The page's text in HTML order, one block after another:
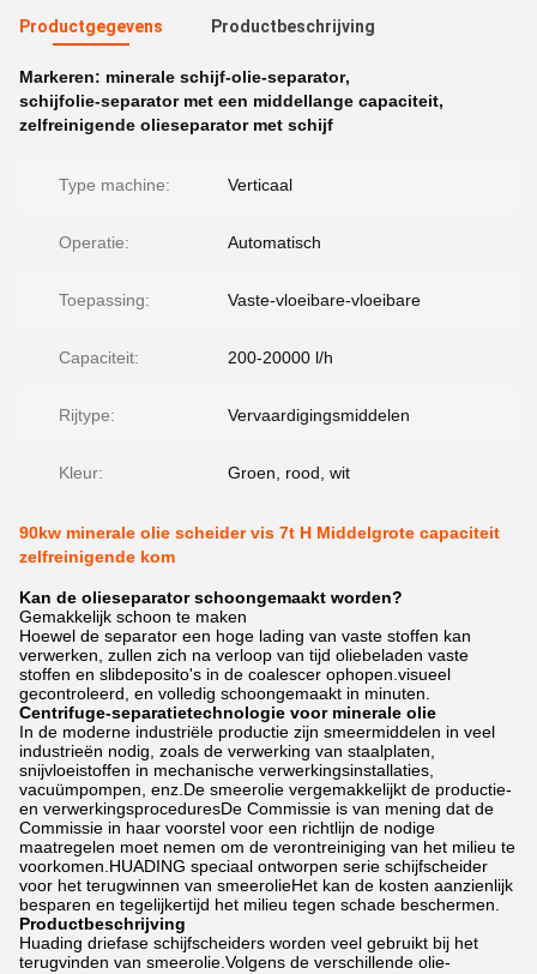
Productgegevens Productbeschrijving
Markeren: minerale schijf-olie-separator,
schijfolie-separator met een middellange capaciteit,
zelfreinigende olieseparator met schijf
Type machine: Verticaal
Operatie: Automatisch
Toepassing: Vaste-vloeibare-vloeibare
Capaciteit: 200-20000 l/h
Rijtype: Vervaardigingsmiddelen
Kleur: Groen, rood, wit
90kw minerale olie scheider vis 7t H Middelgrote capaciteit
zelfreinigende kom
Kan de olieseparator schoongemaakt worden?
Gemakkelijk schoon te maken
Hoewel de separator een hoge lading van vaste stoffen kan
verwerken, zullen zich na verloop van tijd oliebeladen vaste
stoffen en slibdeposito's in de coalescer ophopen.visueel
gecontroleerd, en volledig schoongemaakt in minuten.
Centrifuge-separatietechnologie voor minerale olie
In de moderne industriële productie zijn smeermiddelen in veel
industrieën nodig, zoals de verwerking van staalplaten,
snijvloeistoffen in mechanische verwerkingsinstallaties,
vacuümpompen, enz.De smeerolie vergemakkelijkt de productie-
en verwerkingsproceduresDe Commissie is van mening dat de
Commissie in haar voorstel voor een richtlijn de nodige
maatregelen moet nemen om de verontreiniging van het milieu te
voorkomen.HUADING speciaal ontworpen serie schijfscheider
voor het terugwinnen van smeerolieHet kan de kosten aanzienlijk
besparen en tegelijkertijd het milieu tegen schade beschermen.
Productbeschrijving
Huading driefase schijfscheiders worden veel gebruikt bij het
terugvinden van smeerolie.Volgens de verschillende olie-